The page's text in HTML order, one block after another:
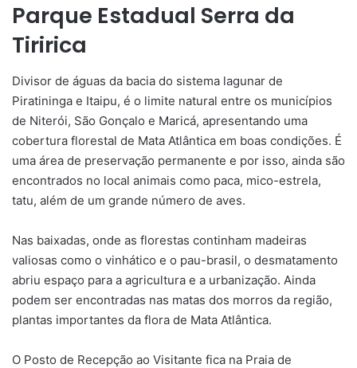
Parque Estadual Serra da
Tiririca
Divisor de águas da bacia do sistema lagunar de
Piratininga e Itaipu, é o limite natural entre os municípios
de Niterói, São Gonçalo e Maricá, apresentando uma
cobertura florestal de Mata Atlântica em boas condições. É
uma área de preservação permanente e por isso, ainda são
encontrados no local animais como paca, mico-estrela,
tatu, além de um grande número de aves.
Nas baixadas, onde as florestas continham madeiras
valiosas como o vinhático e o pau-brasil, o desmatamento
abriu espaço para a agricultura e a urbanização. Ainda
podem ser encontradas nas matas dos morros da região,
plantas importantes da flora de Mata Atlântica.
O Posto de Recepção ao Visitante fica na Praia de